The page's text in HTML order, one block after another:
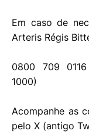
Em caso de
Arteris Régis
0800 709
1000)
Acompanhe as
pelo X (antigo